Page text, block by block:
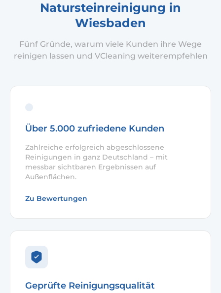
Natursteinreinigung in
Wiesbaden
Fünf Gründe, warum viele Kunden ihre Wege
reinigen lassen und VCleaning weiterempfehlen
Über 5.000 zufriedene Kunden
Zahlreiche erfolgreich abgeschlossene
Reinigungen in ganz Deutschland – mit
messbar sichtbaren Ergebnissen auf
Außenflächen.
Zu Bewertungen
Geprüfte Reinigungsqualität